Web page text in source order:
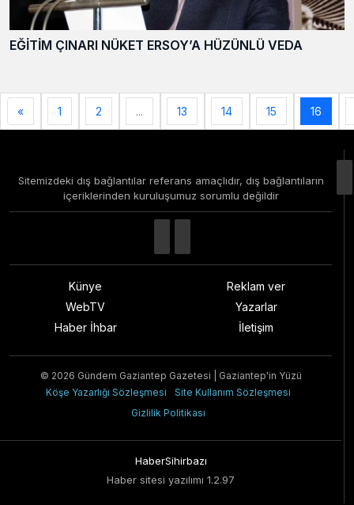
EĞİTİM ÇINARI NÜKET ERSOY’A HÜZÜNLÜ VEDA
« 1 2 ... 13 14 15 16
Sitemizdeki dış bağlantılar referans amaçlıdır, dış bağlantıların
içeriklerinden kuruluşumuz sorumlu değildir
Künye
WebTV
Haber İhbar
Reklam ver
Yazarlar
İletişim
© 2026 Gündem Gaziantep Gazetesi | Gaziantep'in Yüzü
Köşe Yazarlığı Sözleşmesi
Site Kullanım Sözleşmesi
Gizlilik Politikası
HaberSihirbazı
Haber sitesi yazılımı 1.2.97